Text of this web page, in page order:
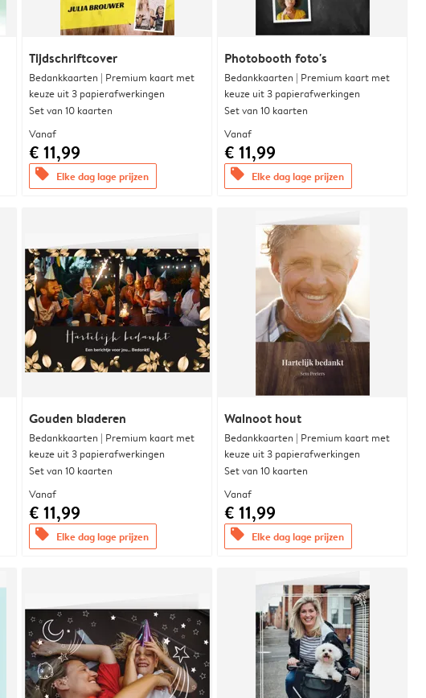
Tijdschriftcover
Bedankkaarten | Premium kaart met
keuze uit 3 papierafwerkingen
Set van 10 kaarten
Vanaf
€ 11,99
offers Elke dag lage prijzen
Photobooth foto's
Bedankkaarten | Premium kaart met
keuze uit 3 papierafwerkingen
Set van 10 kaarten
Vanaf
€ 11,99
offers Elke dag lage prijzen
Gouden bladeren
Bedankkaarten | Premium kaart met
keuze uit 3 papierafwerkingen
Set van 10 kaarten
Vanaf
€ 11,99
offers Elke dag lage prijzen
Walnoot hout
Bedankkaarten | Premium kaart met
keuze uit 3 papierafwerkingen
Set van 10 kaarten
Vanaf
€ 11,99
offers Elke dag lage prijzen